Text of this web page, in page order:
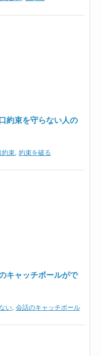
約束を守らない人の
約束, 約束を破る
キャッチボールがで
い, 会話のキャッチボール